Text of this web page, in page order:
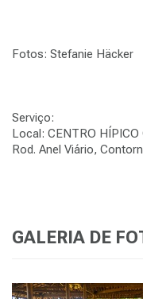
Fotos: Stefanie Häcker
Serviço:
Local: CENTRO HÍPICO
Rod. Anel Viário,
GALERIA DE